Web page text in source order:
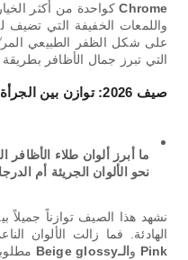
Chromeكواحدة من أكثر
واللمعات الخفيفة التي تضيف
على شكل الظفر الطبيعي
التي تبرز جمال الأظافر بطريقة
صيف 2026: توازن بين الجرأة والنعومة
ما أبرز ألوان طلاء
نحو الألوان الجريئة أم
نشهد هذا الصيف توازناً جميلاً
الهادئة. فما زالت الألوان
Pink و الـBeige glossy